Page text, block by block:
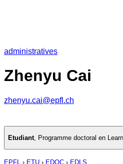
administratives
Zhenyu Cai
zhenyu.cai@epfl.ch
Etudiant, Programme doctoral en
EPFL › ETU › EDOC › EDLS